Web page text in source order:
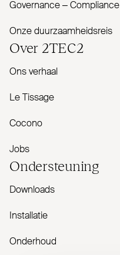
Governance – Com­pliance
Onze duurzaamheidsreis
Over 2TEC2
Ons verhaal
Le Tissage
Cocono
Jobs
Onder­steuning
Downloads
Installatie
Onderhoud